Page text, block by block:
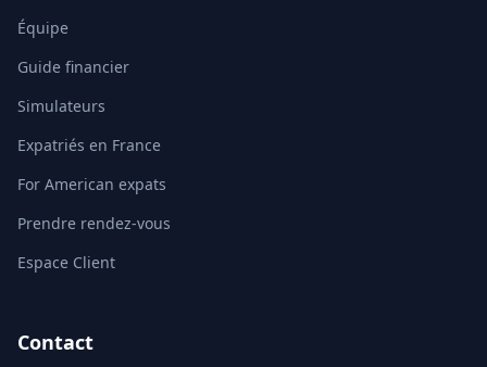
Équipe
Guide financier
Simulateurs
Expatriés en France
For American expats
Prendre rendez-vous
Espace Client
Contact